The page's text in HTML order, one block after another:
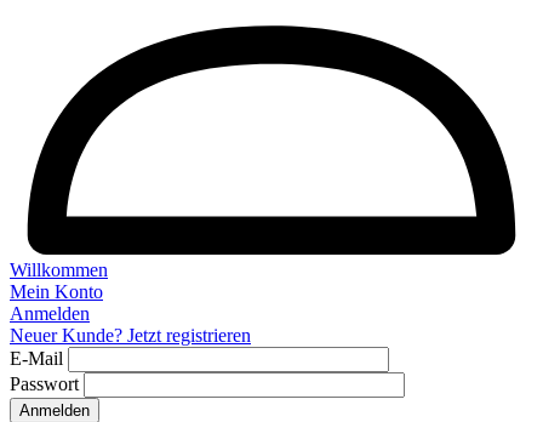
Willkommen
Mein Konto
Anmelden
Neuer Kunde? Jetzt registrieren
E-Mail
Passwort
Anmelden